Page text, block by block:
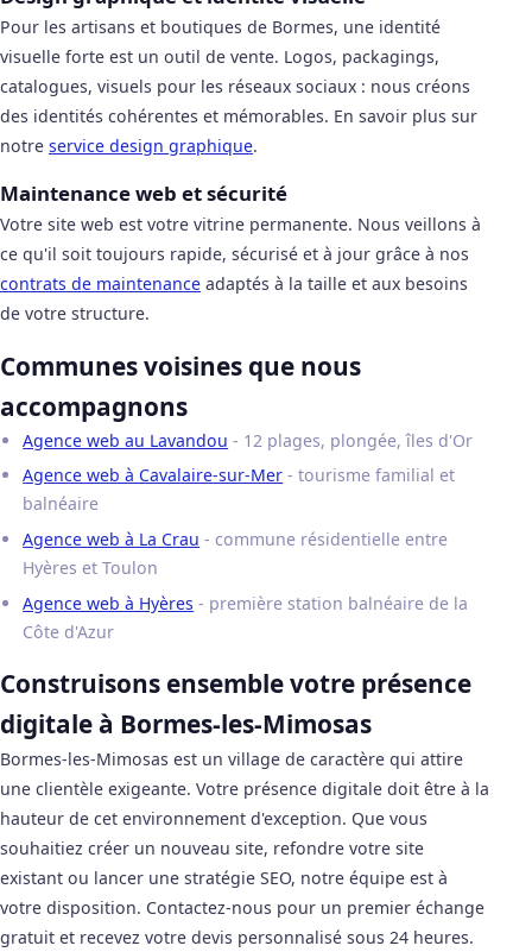
Pour les artisans et boutiques de Bormes, une identité
visuelle forte est un outil de vente. Logos, packagings,
catalogues, visuels pour les réseaux sociaux : nous créons
des identités cohérentes et mémorables. En savoir plus sur
notre service design graphique.
Maintenance web et sécurité
Votre site web est votre vitrine permanente. Nous veillons à
ce qu'il soit toujours rapide, sécurisé et à jour grâce à nos
contrats de maintenance adaptés à la taille et aux besoins
de votre structure.
Communes voisines que nous
accompagnons
Agence web au Lavandou - 12 plages, plongée, îles d'Or
Agence web à Cavalaire-sur-Mer - tourisme familial et
balnéaire
Agence web à La Crau - commune résidentielle entre
Hyères et Toulon
Agence web à Hyères - première station balnéaire de la
Côte d'Azur
Construisons ensemble votre présence
digitale à Bormes-les-Mimosas
Bormes-les-Mimosas est un village de caractère qui attire
une clientèle exigeante. Votre présence digitale doit être à la
hauteur de cet environnement d'exception. Que vous
souhaitiez créer un nouveau site, refondre votre site
existant ou lancer une stratégie SEO, notre équipe est à
votre disposition. Contactez-nous pour un premier échange
gratuit et recevez votre devis personnalisé sous 24 heures.